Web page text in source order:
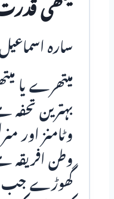
میتھی
سارہ
میتھرے یا
بہترین
وٹامنز اور
وطن افریقہ
گھوڑے جب